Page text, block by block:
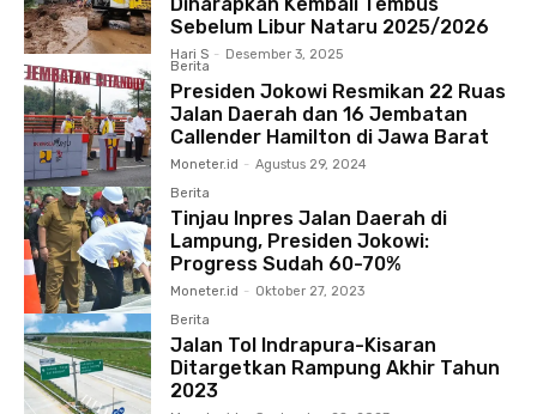
Diharapkan Kembali Tembus
Sebelum Libur Nataru 2025/2026
Hari S - Desember 3, 2025
Berita
Presiden Jokowi Resmikan 22 Ruas
Jalan Daerah dan 16 Jembatan
Callender Hamilton di Jawa Barat
Moneter.id - Agustus 29, 2024
Berita
Tinjau Inpres Jalan Daerah di
Lampung, Presiden Jokowi:
Progress Sudah 60-70%
Moneter.id - Oktober 27, 2023
Berita
Jalan Tol Indrapura-Kisaran
Ditargetkan Rampung Akhir Tahun
2023